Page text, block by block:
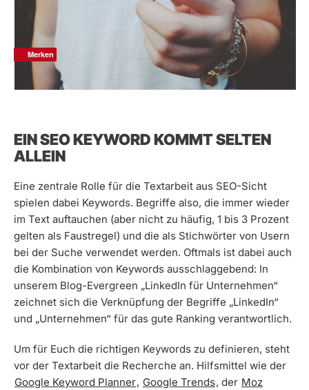
EIN SEO KEYWORD KOMMT SELTEN
ALLEIN
Eine zentrale Rolle für die Textarbeit aus SEO-Sicht
spielen dabei Keywords. Begriffe also, die immer wieder
im Text auftauchen (aber nicht zu häufig, 1 bis 3 Prozent
gelten als Faustregel) und die als Stichwörter von Usern
bei der Suche verwendet werden. Oftmals ist dabei auch
die Kombination von Keywords ausschlaggebend: In
unserem Blog-Evergreen „LinkedIn für Unternehmen“
zeichnet sich die Verknüpfung der Begriffe „LinkedIn“
und „Unternehmen“ für das gute Ranking verantwortlich.
Um für Euch die richtigen Keywords zu definieren, steht
vor der Textarbeit die Recherche an. Hilfsmittel wie der
Google Keyword Planner, Google Trends, der Moz
Merken
Merken